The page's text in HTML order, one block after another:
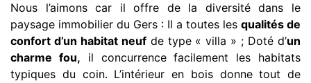
Nous l’aimons car il offre de la diversité dans le
paysage immobilier du Gers : Il a toutes les qualités de
confort d’un habitat neufde type « villa » ; Doté d’un
charme fou, il concurrence facilement les habitats
typiques du coin. L’intérieur en bois donne tout de